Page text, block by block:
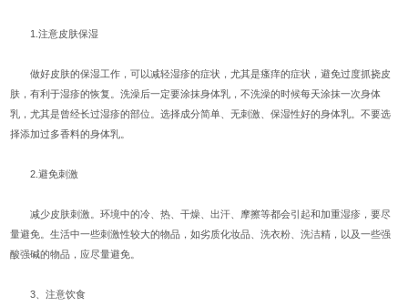
1.注意皮肤保湿
做好皮肤的保湿工作，可以减轻湿疹的症状，尤其是瘙痒的症状，避免过度抓挠皮
肤，有利于湿疹的恢复。洗澡后一定要涂抹身体乳，不洗澡的时候每天涂抹一次身体
乳，尤其是曾经长过湿疹的部位。选择成分简单、无刺激、保湿性好的身体乳。不要选
择添加过多香料的身体乳。
2.避免刺激
减少皮肤刺激。环境中的冷、热、干燥、出汗、摩擦等都会引起和加重湿疹，要尽
量避免。生活中一些刺激性较大的物品，如劣质化妆品、洗衣粉、洗洁精，以及一些强
酸强碱的物品，应尽量避免。
3、注意饮食